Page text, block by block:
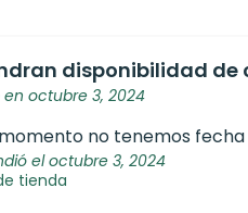
disponibilidad de
octubre 3, 2024
no tenemos
el octubre 3, 2024
tienda